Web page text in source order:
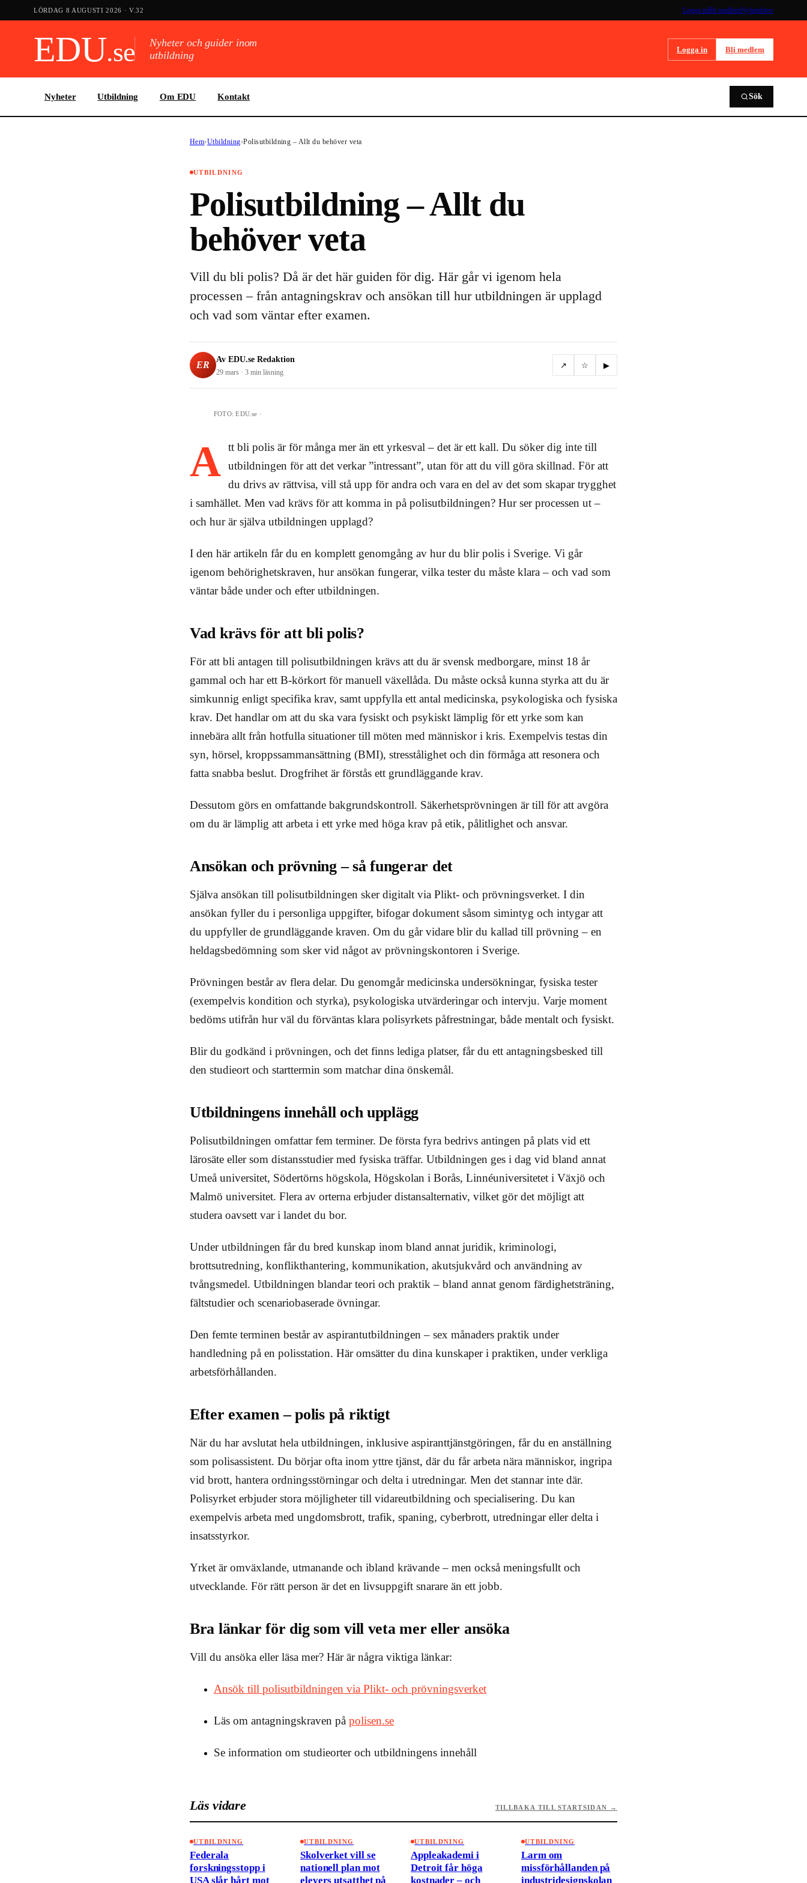
LÖRDAG 8 AUGUSTI 2026 · V.32 Logga inBli medlemNyhetsbrev
EDU.se
Nyheter och guider inom
utbildning
Logga in Bli medlem
Nyheter Utbildning Om EDU Kontakt Sök
Hem›Utbildning›Polisutbildning – Allt du behöver veta
UTBILDNING
Polisutbildning – Allt du
behöver veta
Vill du bli polis? Då är det här guiden för dig. Här går vi igenom hela
processen – från antagningskrav och ansökan till hur utbildningen är upplagd
och vad som väntar efter examen.
ER
Av EDU.se Redaktion
29 mars · 3 min läsning
↗ ☆ ▶
FOTO:EDU.se ·
A tt bli polis är för många mer än ett yrkesval – det är ett kall. Du söker dig inte till
utbildningen för att det verkar ”intressant”, utan för att du vill göra skillnad. För att
du drivs av rättvisa, vill stå upp för andra och vara en del av det som skapar trygghet
i samhället. Men vad krävs för att komma in på polisutbildningen? Hur ser processen ut –
och hur är själva utbildningen upplagd?
I den här artikeln får du en komplett genomgång av hur du blir polis i Sverige. Vi går
igenom behörighetskraven, hur ansökan fungerar, vilka tester du måste klara – och vad som
väntar både under och efter utbildningen.
Vad krävs för att bli polis?
För att bli antagen till polisutbildningen krävs att du är svensk medborgare, minst 18 år
gammal och har ett B-körkort för manuell växellåda. Du måste också kunna styrka att du är
simkunnig enligt specifika krav, samt uppfylla ett antal medicinska, psykologiska och fysiska
krav. Det handlar om att du ska vara fysiskt och psykiskt lämplig för ett yrke som kan
innebära allt från hotfulla situationer till möten med människor i kris. Exempelvis testas din
syn, hörsel, kroppssammansättning (BMI), stresstålighet och din förmåga att resonera och
fatta snabba beslut. Drogfrihet är förstås ett grundläggande krav.
Dessutom görs en omfattande bakgrundskontroll. Säkerhetsprövningen är till för att avgöra
om du är lämplig att arbeta i ett yrke med höga krav på etik, pålitlighet och ansvar.
Ansökan och prövning – så fungerar det
Själva ansökan till polisutbildningen sker digitalt via Plikt- och prövningsverket. I din
ansökan fyller du i personliga uppgifter, bifogar dokument såsom simintyg och intygar att
du uppfyller de grundläggande kraven. Om du går vidare blir du kallad till prövning – en
heldagsbedömning som sker vid något av prövningskontoren i Sverige.
Prövningen består av flera delar. Du genomgår medicinska undersökningar, fysiska tester
(exempelvis kondition och styrka), psykologiska utvärderingar och intervju. Varje moment
bedöms utifrån hur väl du förväntas klara polisyrkets påfrestningar, både mentalt och fysiskt.
Blir du godkänd i prövningen, och det finns lediga platser, får du ett antagningsbesked till
den studieort och starttermin som matchar dina önskemål.
Utbildningens innehåll och upplägg
Polisutbildningen omfattar fem terminer. De första fyra bedrivs antingen på plats vid ett
lärosäte eller som distansstudier med fysiska träffar. Utbildningen ges i dag vid bland annat
Umeå universitet, Södertörns högskola, Högskolan i Borås, Linnéuniversitetet i Växjö och
Malmö universitet. Flera av orterna erbjuder distansalternativ, vilket gör det möjligt att
studera oavsett var i landet du bor.
Under utbildningen får du bred kunskap inom bland annat juridik, kriminologi,
brottsutredning, konflikthantering, kommunikation, akutsjukvård och användning av
tvångsmedel. Utbildningen blandar teori och praktik – bland annat genom färdighetsträning,
fältstudier och scenariobaserade övningar.
Den femte terminen består av aspirantutbildningen – sex månaders praktik under
handledning på en polisstation. Här omsätter du dina kunskaper i praktiken, under verkliga
arbetsförhållanden.
Efter examen – polis på riktigt
När du har avslutat hela utbildningen, inklusive aspiranttjänstgöringen, får du en anställning
som polisassistent. Du börjar ofta inom yttre tjänst, där du får arbeta nära människor, ingripa
vid brott, hantera ordningsstörningar och delta i utredningar. Men det stannar inte där.
Polisyrket erbjuder stora möjligheter till vidareutbildning och specialisering. Du kan
exempelvis arbeta med ungdomsbrott, trafik, spaning, cyberbrott, utredningar eller delta i
insatsstyrkor.
Yrket är omväxlande, utmanande och ibland krävande – men också meningsfullt och
utvecklande. För rätt person är det en livsuppgift snarare än ett jobb.
Bra länkar för dig som vill veta mer eller ansöka
Vill du ansöka eller läsa mer? Här är några viktiga länkar:
Ansök till polisutbildningen via Plikt- och prövningsverket
Läs om antagningskraven på polisen.se
Se information om studieorter och utbildningens innehåll
Läs vidare TILLBAKA TILL STARTSIDAN →
UTBILDNING
Federala
forskningsstopp i
USA slår hårt mot
UTBILDNING
Skolverket vill se
nationell plan mot
elevers utsatthet på
UTBILDNING
Appleakademi i
Detroit får höga
kostnader – och
UTBILDNING
Larm om
missförhållanden på
industridesignskolan